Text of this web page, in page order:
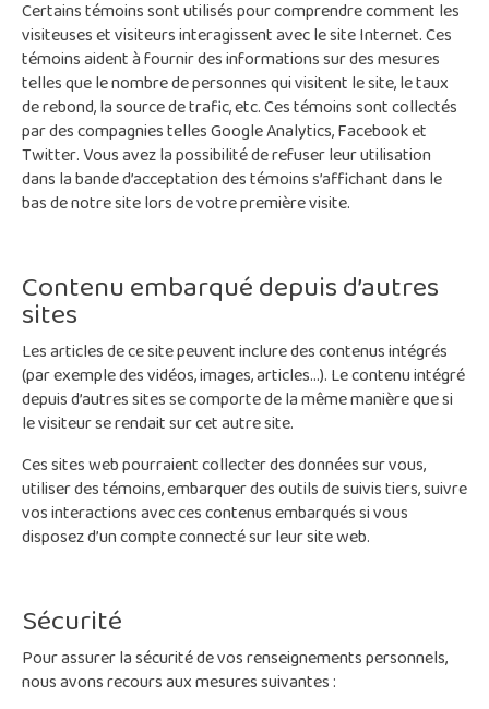
Certains témoins sont utilisés pour comprendre comment les
visiteuses et visiteurs interagissent avec le site Internet. Ces
témoins aident à fournir des informations sur des mesures
telles que le nombre de personnes qui visitent le site, le taux
de rebond, la source de trafic, etc. Ces témoins sont collectés
par des compagnies telles Google Analytics, Facebook et
Twitter. Vous avez la possibilité de refuser leur utilisation
dans la bande d’acceptation des témoins s’affichant dans le
bas de notre site lors de votre première visite.
Contenu embarqué depuis d’autres
sites
Les articles de ce site peuvent inclure des contenus intégrés
(par exemple des vidéos, images, articles…). Le contenu intégré
depuis d’autres sites se comporte de la même manière que si
le visiteur se rendait sur cet autre site.
Ces sites web pourraient collecter des données sur vous,
utiliser des témoins, embarquer des outils de suivis tiers, suivre
vos interactions avec ces contenus embarqués si vous
disposez d’un compte connecté sur leur site web.
Sécurité
Pour assurer la sécurité de vos renseignements personnels,
nous avons recours aux mesures suivantes :